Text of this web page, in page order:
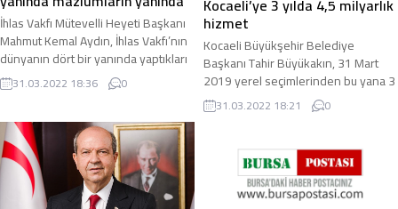
İhlas Vakfı Mütevelli Heyeti Başkanı
Mahmut Kemal Aydın, İhlas Vakfı’nın
dünyanın dört bir yanında yaptıkları
yardımları ve projeleri anlattı ...
31.03.2022 18:36 0
hizmet
Kocaeli Büyükşehir Belediye
Başkanı Tahir Büyükakın, 31 Mart
2019 yerel seçimlerinden bu yana 3
yıllık sürede kentte 4,5 milyarlık
hizmetin ...
31.03.2022 18:21 0